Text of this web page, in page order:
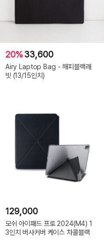
20%33,600
Airy Laptop Bag - 해피블랙래
빗 (13/15인치)
129,000
모쉬 아이패드 프로 2024(M4) 1
3인치 버사커버 케이스 차콜블랙